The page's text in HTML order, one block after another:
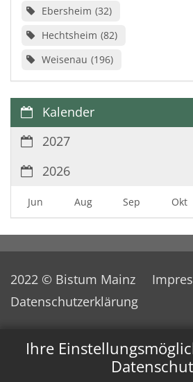
Ihre
Ebersheim 32
Hechtsheim 82
Weisenau 196
Kalender
2027
2026
Jun Aug Sep Okt
2022 © Bistum Mainz
Datenschutzerklärung